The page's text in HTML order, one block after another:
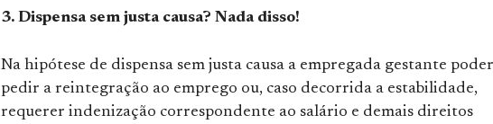
3. Dispensa sem justa causa? Nada disso!
Na hipótese de dispensa sem justa causa a empregada gestante
pedir a reintegração ao emprego ou, caso decorrida a estabilidade,
requerer indenização correspondente ao salário e demais direitos